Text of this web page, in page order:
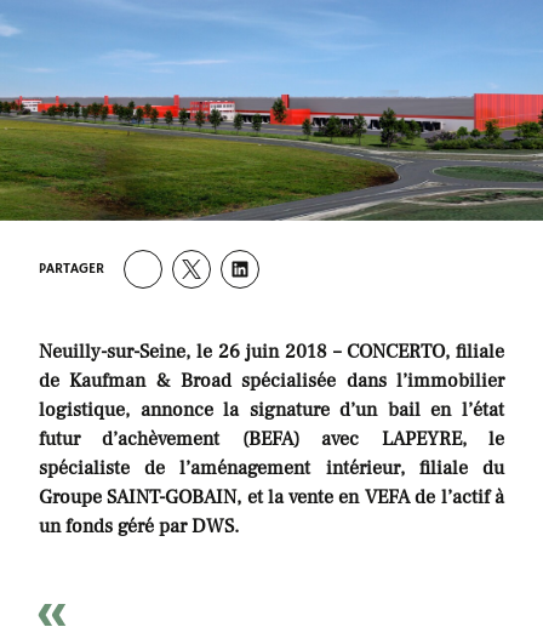
PARTAGER
Neuilly-sur-Seine, le 26 juin 2018 – CONCERTO, filiale
de Kaufman & Broad spécialisée dans l’immobilier
logistique, annonce la signature d’un bail en l’état
futur d’achèvement (BEFA) avec LAPEYRE, le
spécialiste de l’aménagement intérieur, filiale du
Groupe SAINT-GOBAIN, et la vente en VEFA de l’actif à
un fonds géré par DWS.